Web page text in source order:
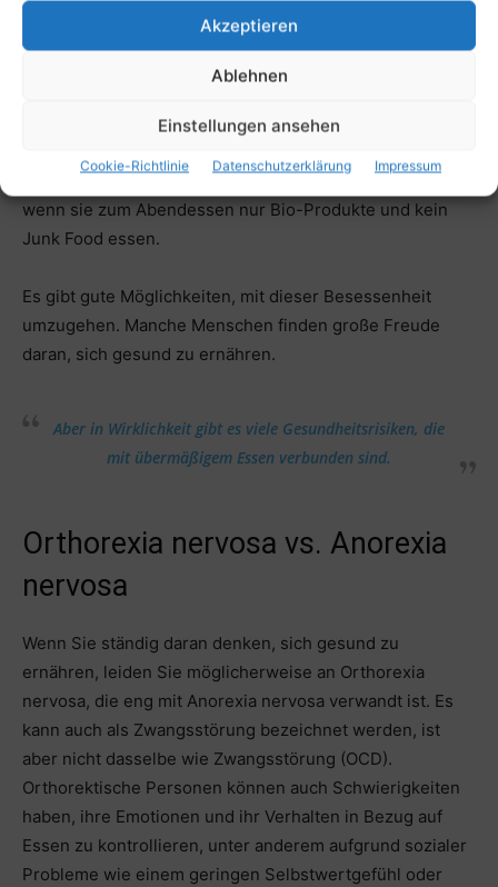
Akzeptieren
Ablehnen
Einstellungen ansehen
Cookie-Richtlinie Datenschutzerklärung Impressum
Orthorexiker haben nicht das Gefühl, dass sie das Recht
haben, zu essen, was sie wollen. Tatsächlich glauben sie,
Sport treiben, in der Lage sein werden, Gewicht zu
vielleicht sogar, dass ihre Gesundheit verbessert wird,
wenn sie zum Abendessen nur Bio-Produkte und kein
Junk Food essen.
Es gibt gute Möglichkeiten, mit dieser Besessenheit
umzugehen. Manche Menschen finden große Freude
daran, sich gesund zu ernähren.
Aber in Wirklichkeit gibt es viele Gesundheitsrisiken, die
mit übermäßigem Essen verbunden sind.
Orthorexia nervosa vs. Anorexia
nervosa
Wenn Sie ständig daran denken, sich gesund zu
ernähren, leiden Sie möglicherweise an Orthorexia
nervosa, die eng mit Anorexia nervosa verwandt ist. Es
kann auch als Zwangsstörung bezeichnet werden, ist
aber nicht dasselbe wie Zwangsstörung (OCD).
Orthorektische Personen können auch Schwierigkeiten
haben, ihre Emotionen und ihr Verhalten in Bezug auf
Essen zu kontrollieren, unter anderem aufgrund sozialer
Probleme wie einem geringen Selbstwertgefühl oder